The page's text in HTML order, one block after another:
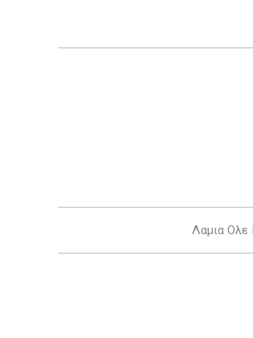
Λαμια Ολε